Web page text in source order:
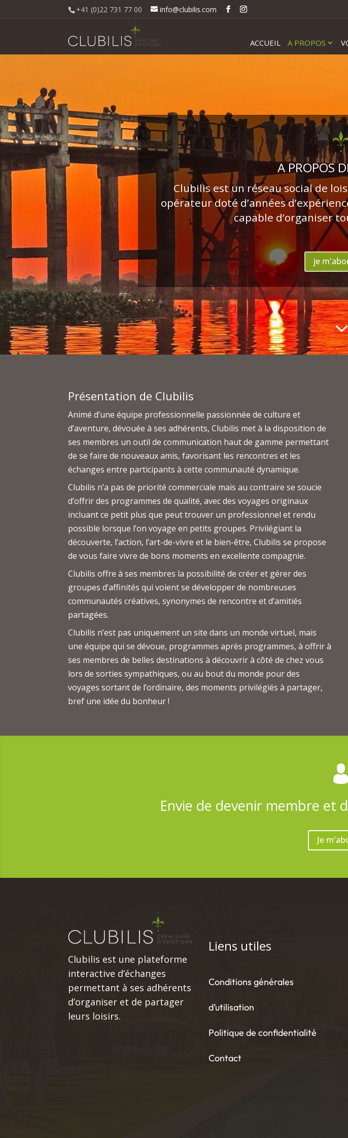
+41 (0)22 731 77 00 info@clubilis.com
ACCUEIL A PROPOS
A PROPOS
Clubilis est un réseau social de
opérateur doté d’années
capable d’organiser
je
Présentation de Clubilis
Animé d’une équipe professionnelle passionnée de culture et
d’aventure, dévouée à ses adhérents, Clubilis met à la disposition de
ses membres un outil de communication haut de gamme permettant
de se faire de nouveaux amis, favorisant les rencontres et les
échanges entre participants à cette communauté dynamique.
Clubilis n’a pas de priorité commerciale mais au contraire se soucie
d’offrir des programmes de qualité, avec des voyages originaux
incluant ce petit plus que peut trouver un professionnel et rendu
possible lorsque l’on voyage en petits groupes. Privilégiant la
découverte, l’action, l’art-de-vivre et le bien-être, Clubilis se propose
de vous faire vivre de bons moments en excellente compagnie.
Clubilis offre à ses membres la possibilité de créer et gérer des
groupes d’affinités qui voient se développer de nombreuses
communautés créatives, synonymes de rencontre et d’amitiés
partagées.
Clubilis n’est pas uniquement un site dans un monde virtuel, mais
une équipe qui se dévoue, programmes après programmes, à offrir à
ses membres de belles destinations à découvrir à côté de chez vous
lors de sorties sympathiques, ou au bout du monde pour des
voyages sortant de l’ordinaire, des moments privilégiés à partager,
bref une idée du bonheur !
Envie de devenir membre et
Je
Clubilis est une plateforme
interactive d’échanges
permettant à ses adhérents
d’organiser et de partager
leurs loisirs.
Liens utiles
Conditions générales
d’utilisation
Politique de confidentialité
Contact